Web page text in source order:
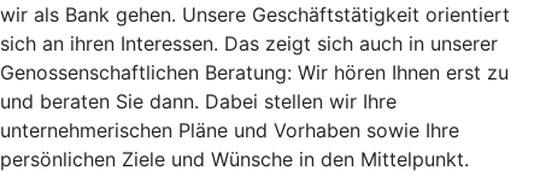
wir als Bank gehen. Unsere Geschäftstätigkeit orientiert
sich an ihren Interessen. Das zeigt sich auch in unserer
Genossenschaftlichen Beratung: Wir hören Ihnen erst zu
und beraten Sie dann. Dabei stellen wir Ihre
unternehmerischen Pläne und Vorhaben sowie Ihre
persönlichen Ziele und Wünsche in den Mittelpunkt.